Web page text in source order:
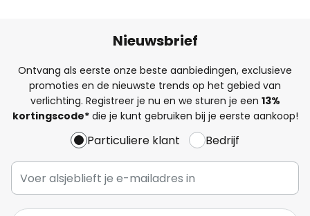
Nieuwsbrief
Ontvang als eerste onze beste aanbiedingen, exclusieve
promoties en de nieuwste trends op het gebied van
verlichting. Registreer je nu en we sturen je een 13%
kortingscode*die je kunt gebruiken bij je eerste aankoop!
Particuliere klant Bedrijf